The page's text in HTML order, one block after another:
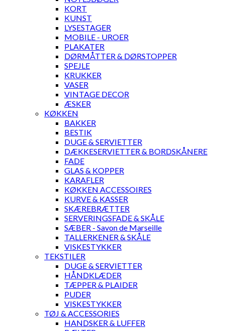
KORT
KUNST
LYSESTAGER
MOBILE - UROER
PLAKATER
DØRMÅTTER & DØRSTOPPER
SPEJLE
KRUKKER
VASER
VINTAGE DECOR
ÆSKER
KØKKEN
BAKKER
BESTIK
DUGE & SERVIETTER
DÆKKESERVIETTER & BORDSKÅNERE
FADE
GLAS & KOPPER
KARAFLER
KØKKEN ACCESSOIRES
KURVE & KASSER
SKÆREBRÆTTER
SERVERINGSFADE & SKÅLE
SÆBER - Savon de Marseille
TALLERKENER & SKÅLE
VISKESTYKKER
TEKSTILER
DUGE & SERVIETTER
HÅNDKLÆDER
TÆPPER & PLAIDER
PUDER
VISKESTYKKER
TØJ & ACCESSORIES
HANDSKER & LUFFER